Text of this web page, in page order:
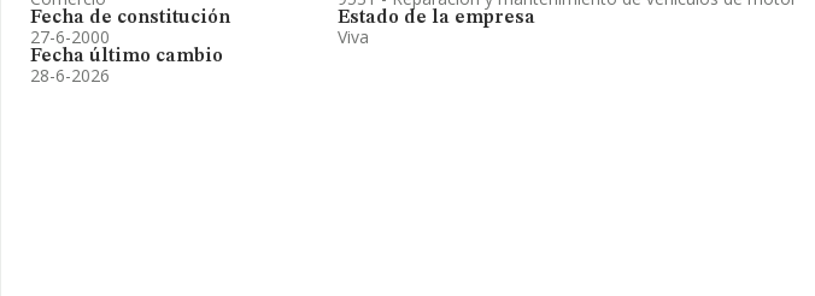
Fecha de constitución
27-6-2000
Fecha último cambio
28-6-2026
Estado de la empresa
Viva